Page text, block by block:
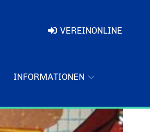
VEREINONLINE
INFORMATIONEN